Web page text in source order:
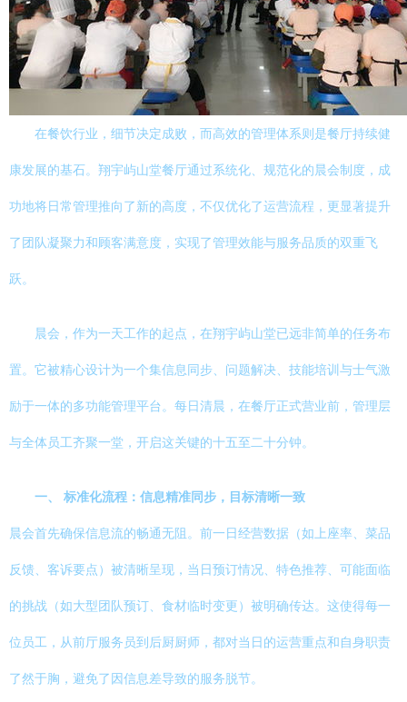
在餐饮行业，细节决定成败，而高效的管理体系则是餐厅持续健
康发展的基石。翔宇屿山堂餐厅通过系统化、规范化的晨会制度，成
功地将日常管理推向了新的高度，不仅优化了运营流程，更显著提升
了团队凝聚力和顾客满意度，实现了管理效能与服务品质的双重飞
跃。
晨会，作为一天工作的起点，在翔宇屿山堂已远非简单的任务布
置。它被精心设计为一个集信息同步、问题解决、技能培训与士气激
励于一体的多功能管理平台。每日清晨，在餐厅正式营业前，管理层
与全体员工齐聚一堂，开启这关键的十五至二十分钟。
一、 标准化流程：信息精准同步，目标清晰一致
晨会首先确保信息流的畅通无阻。前一日经营数据（如上座率、菜品
反馈、客诉要点）被清晰呈现，当日预订情况、特色推荐、可能面临
的挑战（如大型团队预订、食材临时变更）被明确传达。这使得每一
位员工，从前厅服务员到后厨厨师，都对当日的运营重点和自身职责
了然于胸，避免了因信息差导致的服务脱节。